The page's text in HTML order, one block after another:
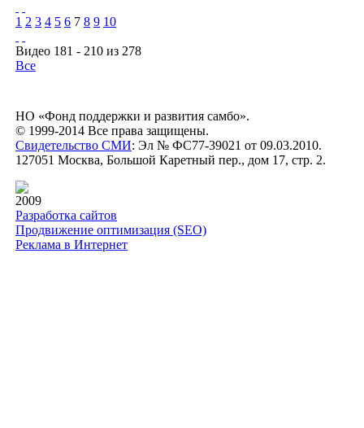
1 2 3 4 5 6 7 8 9 10
Видео 181 - 210 из 278
Все
НО «Фонд поддержки и развития самбо».
© 1999-2014 Все права защищены.
Свидетельство СМИ: Эл № ФС77-39021 от 09.03.2010.
127051 Москва, Большой Каретный пер., дом 17, стр. 2.
2009
Разработка сайтов
Продвижение оптимизация (SEO)
Реклама в Интернет